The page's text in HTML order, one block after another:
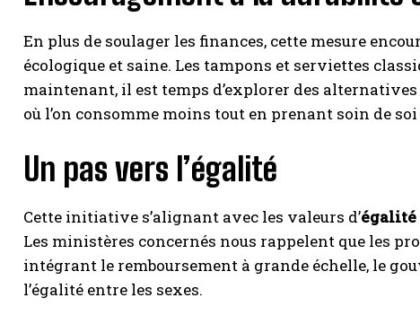
En plus de soulager les finances, cette mesure
écologique et saine. Les tampons et serviettes
maintenant, il est temps d’explorer des
où l’on consomme moins tout en prenant soin de soi
Un pas vers l’égalité
Cette initiative s’alignant avec les valeurs d’égalité
Les ministères concernés nous rappelent que les
intégrant le remboursement à grande échelle, le
l’égalité entre les sexes.